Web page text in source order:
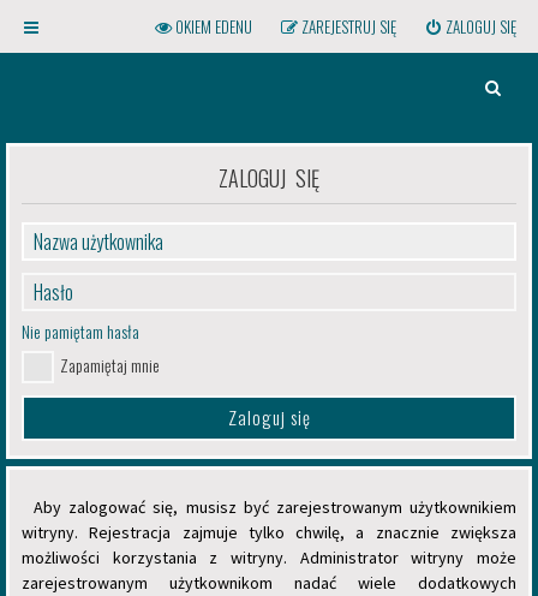
żarówki, aby otworzyć menu!
ZALOGUJ SIĘ
ZAREJESTRUJ SIĘ
OKIEM EDENU
ZALOGUJ SIĘ
Nie pamiętam hasła
Zapamiętaj mnie
Aby zalogować się, musisz być zarejestrowanym użytkownikiem
witryny. Rejestracja zajmuje tylko chwilę, a znacznie zwiększa
możliwości korzystania z witryny. Administrator witryny może
zarejestrowanym użytkownikom nadać wiele dodatkowych